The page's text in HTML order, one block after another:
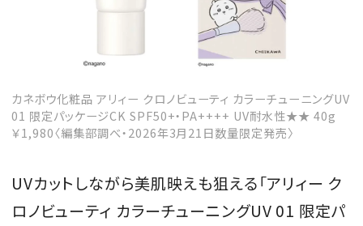
カネボウ化粧品 アリィー クロノビューティ カラーチューニングUV
01 限定パッケージCK SPF50+・PA++++ UV耐水性★★ 40g
￥1,980〈編集部調べ・2026年3月21日数量限定発売〉
UVカットしながら美肌映えも狙える「アリィー ク
ロノビューティ カラーチューニングUV 01 限定パ